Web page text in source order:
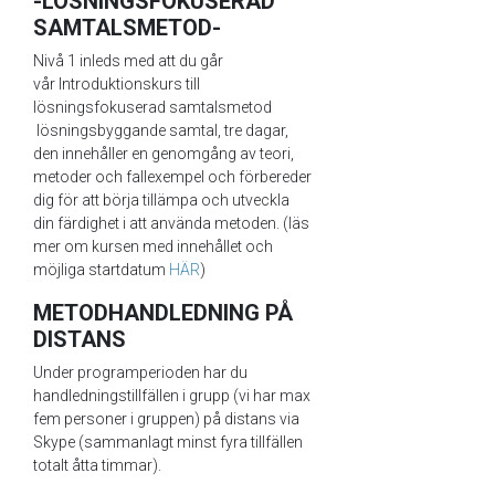
SAMTALSMETOD-
Nivå 1 inleds med att du går
vår Introduktionskurs till
lösningsfokuserad samtalsmetod
lösningsbyggande samtal, tre dagar,
den innehåller en genomgång av teori,
metoder och fallexempel och förbereder
dig för att börja tillämpa och utveckla
din färdighet i att använda metoden. (läs
mer om kursen med innehållet och
möjliga startdatum HÄR)
METODHANDLEDNING PÅ
DISTANS
Under programperioden har du
handledningstillfällen i grupp (vi har max
fem personer i gruppen) på distans via
Skype (sammanlagt minst fyra tillfällen
totalt åtta timmar).